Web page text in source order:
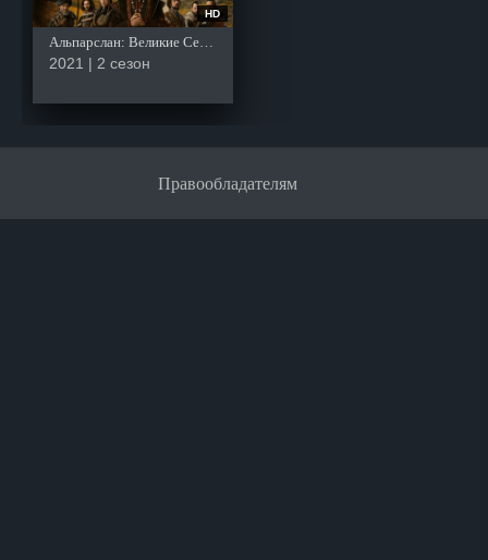
HD
Альпарслан: Великие Сельджуки
2021 | 2 сезон
Правообладателям